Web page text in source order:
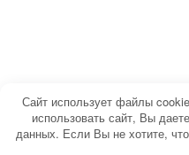
Сайт использует файлы
использовать сайт, Вы
данных. Если Вы не хотите,